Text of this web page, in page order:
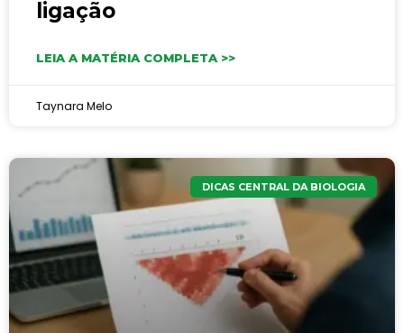
ligação
LEIA A MATÉRIA COMPLETA >>
Taynara Melo
DICAS CENTRAL DA BIOLOGIA